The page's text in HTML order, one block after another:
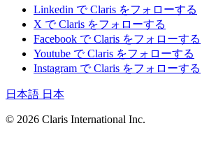
Linkedin で Claris をフォローする
X で Claris をフォローする
Facebook で Claris をフォローする
Youtube で Claris をフォローする
Instagram で Claris をフォローする
日本語 日本
© 2026 Claris International Inc.